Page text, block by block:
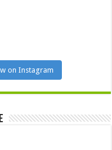
on Instagram